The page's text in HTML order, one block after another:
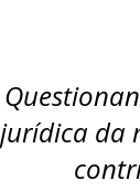
jurídica da